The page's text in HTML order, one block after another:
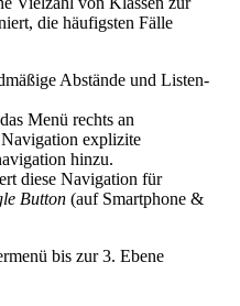
die häufigsten Fälle
Abstände und Listen-
Menü rechts an
explizite
hinzu.
diese Navigation für
Button (auf Smartphone &
bis zur 3. Ebene